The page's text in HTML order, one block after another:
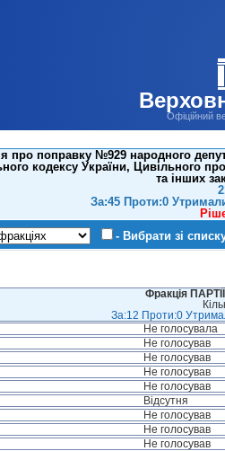
Офіційний
про поправку №929 народного
кодексу України, Цивільного
та інших
За:45 Проти:0
- Вибрати зі
Фракція
За:12 Проти:0
Не голосувала
Не голосував
Не голосував
Не голосував
Не голосував
Відсутня
Не голосував
Не голосував
Не голосував